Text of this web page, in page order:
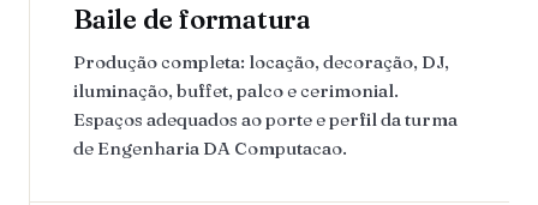
Baile de formatura
Produção completa: locação, decoração, DJ,
iluminação, buffet, palco e cerimonial.
Espaços adequados ao porte e perfil da turma
de Engenharia DA Computacao.